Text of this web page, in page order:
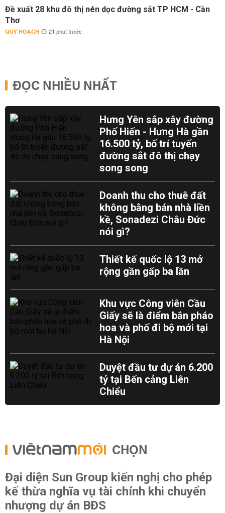
Đề xuất 28 khu đô thị nén dọc đường sắt TP HCM - Cần
Thơ
QUY HOẠCH 21 phút trước
ĐỌC NHIỀU NHẤT
Hưng Yên sắp xây đường
Phố Hiến - Hưng Hà gần
16.500 tỷ, bố trí tuyến
đường sắt đô thị chạy
song song
Doanh thu cho thuê đất
không bằng bán nhà liền
kề, Sonadezi Châu Đức
nói gì?
Thiết kế quốc lộ 13 mở
rộng gần gấp ba lần
Khu vực Công viên Cầu
Giấy sẽ là điểm bắn pháo
hoa và phố đi bộ mới tại
Hà Nội
Duyệt đầu tư dự án 6.200
tỷ tại Bến cảng Liên
Chiểu
CHỌN
Đại diện Sun Group kiến nghị cho phép
kế thừa nghĩa vụ tài chính khi chuyển
nhượng dự án BĐS